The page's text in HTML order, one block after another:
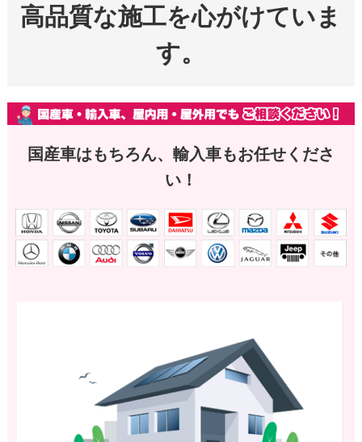
高品質な施工を心がけていま
す。
国産車はもちろん、輸入車もお任せくださ
い！